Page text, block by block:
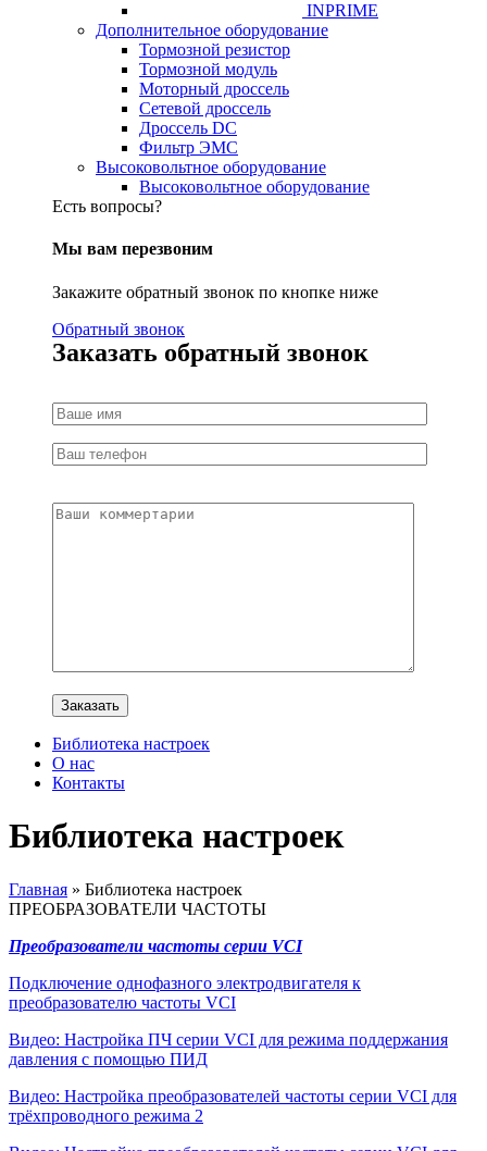
INPRIME
Дополнительное оборудование
Тормозной резистор
Тормозной модуль
Моторный дроссель
Сетевой дроссель
Дроссель DC
Фильтр ЭМС
Высоковольтное оборудование
Высоковольтное оборудование
Есть вопросы?
Мы вам перезвоним
Закажите обратный звонок по кнопке ниже
Обратный звонок
Заказать обратный звонок
Библиотека настроек
О нас
Контакты
Библиотека настроек
Главная » Библиотека настроек
ПРЕОБРАЗОВАТЕЛИ ЧАСТОТЫ
Преобразователи частоты серии VCI
Подключение однофазного электродвигателя к
преобразователю частоты VCI
Видео: Настройка ПЧ серии VCI для режима поддержания
давления с помощью ПИД
Видео: Настройка преобразователей частоты серии VCI для
трёхпроводного режима 2